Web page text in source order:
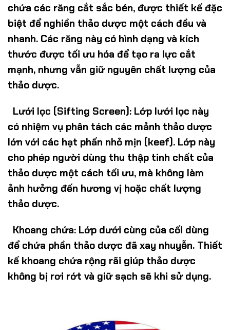
chứa các răng cắt sắc bén, được thiết kế đặc
biệt để nghiền thảo dược một cách đều và
nhanh. Các răng này có hình dạng và kích
thước được tối ưu hóa để tạo ra lực cắt
mạnh, nhưng vẫn giữ nguyên chất lượng của
thảo dược.
Lưới lọc (Sifting Screen): Lớp lưới lọc này
có nhiệm vụ phân tách các mảnh thảo dược
lớn với các hạt phấn nhỏ mịn (keef). Lớp này
cho phép người dùng thu thập tinh chất của
thảo dược một cách tối ưu, mà không làm
ảnh hưởng đến hương vị hoặc chất lượng
thảo dược.
Khoang chứa: Lớp dưới cùng của cối dùng
để chứa phần thảo dược đã xay nhuyễn. Thiết
kế khoang chứa rộng rãi giúp thảo dược
không bị rơi rớt và giữ sạch sẽ khi sử dụng.